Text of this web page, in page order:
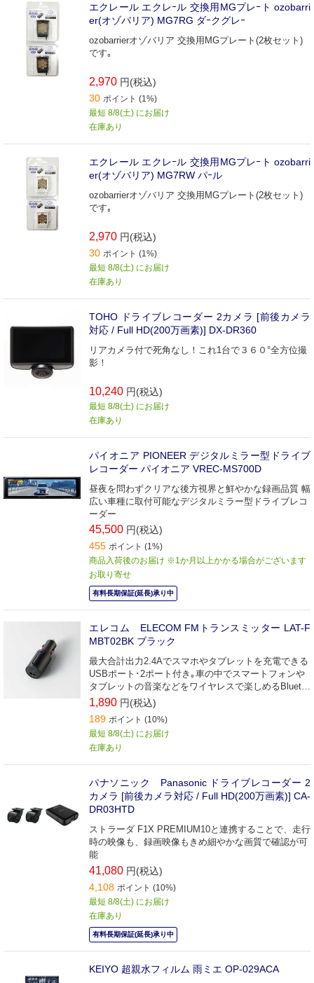
エクレール エクレｰル 交換用MGプレｰト ozobarri
er(オゾバリア) MG7RG ダｰクグレｰ
ozobarrierオゾバリア 交換用MGプレート(2枚セット)
です｡
2,970 円(税込)
30 ポイント (1%)
最短 8/8(土) にお届け
在庫あり
エクレール エクレｰル 交換用MGプレｰト ozobarri
er(オゾバリア) MG7RW パｰル
ozobarrierオゾバリア 交換用MGプレート(2枚セット)
です｡
2,970 円(税込)
30 ポイント (1%)
最短 8/8(土) にお届け
在庫あり
TOHO ドライブレコーダー 2カメラ [前後カメラ
対応 / Full HD(200万画素)] DX-DR360
リアカメラ付で死角なし！これ1台で３６０°全方位撮
影！
10,240 円(税込)
最短 8/8(土) にお届け
在庫あり
パイオニア PIONEER デジタルミラー型ドライブ
レコーダー パイオニア VREC-MS700D
昼夜を問わずクリアな後方視界と鮮やかな録画品質 幅
広い車種に取付可能なデジタルミラー型ドライブレコ
ーダー
45,500 円(税込)
455 ポイント (1%)
商品入荷後のお届け ※1か月以上かかる場合がございます
お取り寄せ
有料長期保証(延長)承り中
エレコム ELECOM FMトランスミッター LAT-F
MBT02BK ブラック
最大合計出力2.4Aでスマホやタブレットを充電できる
USBポート･2ポート付き｡車の中でスマートフォンや
タブレットの音楽などをワイヤレスで楽しめるBlueto
oth(R)FMトランスミッター｡
1,890 円(税込)
189 ポイント (10%)
最短 8/8(土) にお届け
在庫あり
パナソニック Panasonic ドライブレコーダー 2
カメラ [前後カメラ対応 / Full HD(200万画素)] CA-
DR03HTD
ストラーダ F1X PREMIUM10と連携することで、走行
時の映像も、録画映像もきめ細やかな画質で確認が可
能
41,080 円(税込)
4,108 ポイント (10%)
最短 8/8(土) にお届け
在庫あり
有料長期保証(延長)承り中
KEIYO 超親水フィルム 雨ミエ OP-029ACA